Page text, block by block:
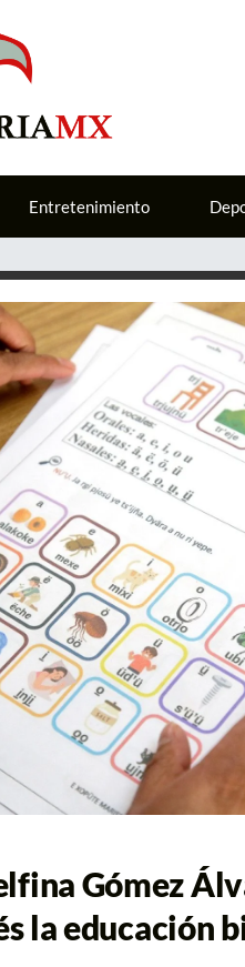
Entretenimiento
Gómez
la educación